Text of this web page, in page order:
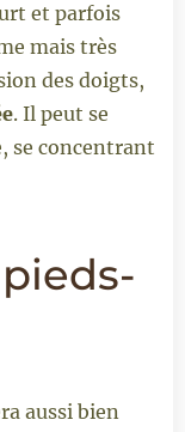
et parfois
mais très
des doigts,
. Il peut se
se concentrant
aussi bien